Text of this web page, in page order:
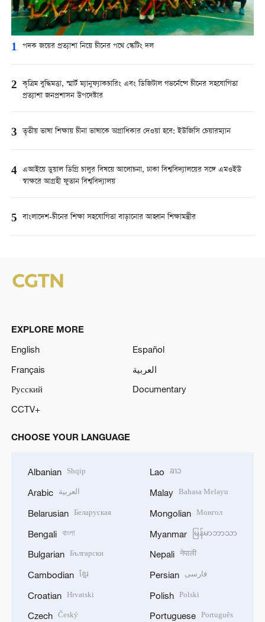
1 পদক জয়ের প্রত্যাশা নিয়ে চীনের পথে স্কেটিং দল
2 কৃত্রিম বুদ্ধিমত্তা, স্মার্ট ম্যানুফ্যাকচারিং এবং ডিজিটাল গভর্নেন্সে চীনের সহযোগিতা
প্রত্যাশা জনপ্রশাসন উপদেষ্টার
3 তৃতীয় ভাষা শিক্ষায় চীনা ভাষাকে অগ্রাধিকার দেওয়া হবে: ইউজিসি চেয়ারম্যান
4 এআইয়ে ডুয়াল ডিগ্রি চালুর বিষয়ে আলোচনা, ঢাকা বিশ্ববিদ্যালয়ের সঙ্গে এমওইউ
স্বাক্ষরে আগ্রহী ফুতান বিশ্ববিদ্যালয়
5 বাংলাদেশ-চীনের শিক্ষা সহযোগিতা বাড়ানোর আহ্বান শিক্ষামন্ত্রীর
EXPLORE MORE
English
Español
Français
العربية
Русский
Documentary
CCTV+
CHOOSE YOUR LANGUAGE
Albanian Shqip
Arabic العربية
Belarusian Беларуская
Bengali বাংলা
Bulgarian Български
Cambodian ខ្មែរ
Croatian Hrvatski
Czech Český
Lao ລາວ
Malay Bahasa Melayu
Mongolian Монгол
Myanmar မြန်မာဘာသာ
Nepali नेपाली
Persian فارسی
Polish Polski
Portuguese Português